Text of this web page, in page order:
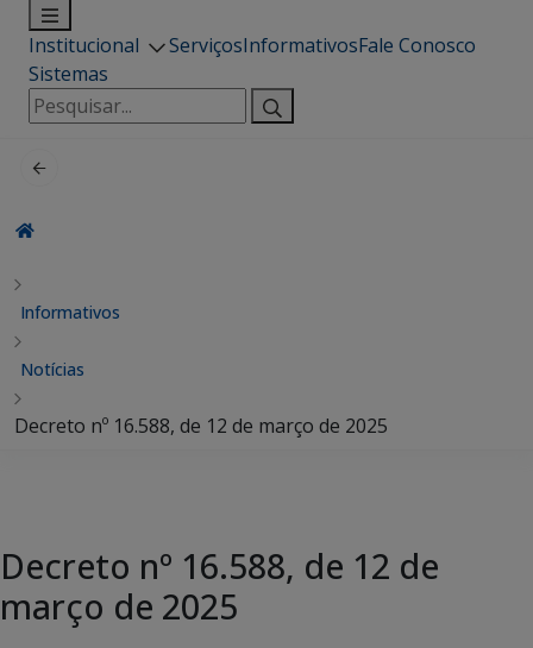
Institucional ServiçosInformativosFale Conosco
Sistemas
Pesquisar
por:
Informativos
Notícias
Decreto nº 16.588, de 12 de março de 2025
Decreto nº 16.588, de 12 de
março de 2025